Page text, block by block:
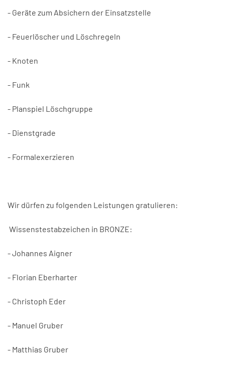
- Geräte zum Absichern der Einsatzstelle
- Feuerlöscher und Löschregeln
- Knoten
- Funk
- Planspiel Löschgruppe
- Dienstgrade
- Formalexerzieren
Wir dürfen zu folgenden Leistungen gratulieren:
Wissenstestabzeichen in BRONZE:
- Johannes Aigner
- Florian Eberharter
- Christoph Eder
- Manuel Gruber
- Matthias Gruber